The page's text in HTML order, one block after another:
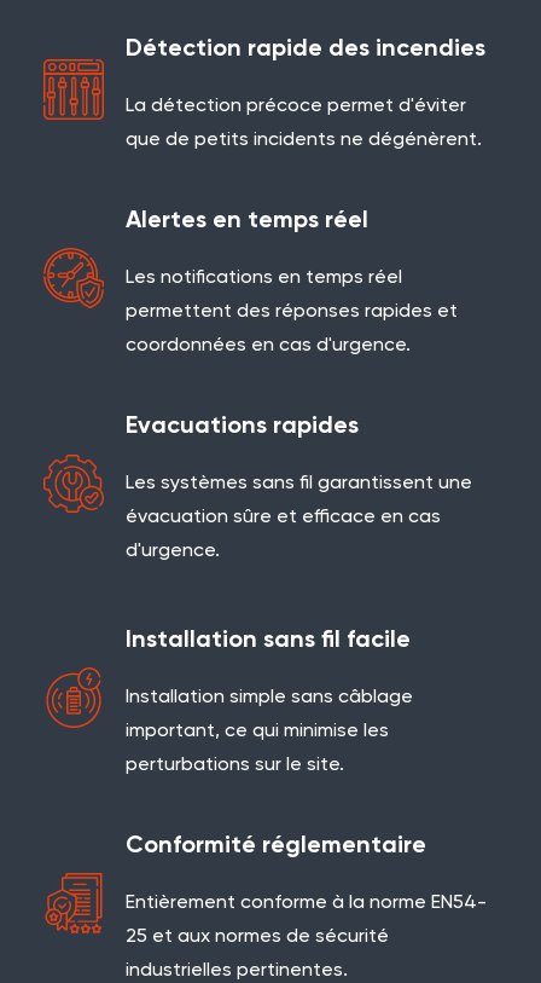
Détection rapide des incendies
La détection précoce permet d'éviter
que de petits incidents ne dégénèrent.
Alertes en temps réel
Les notifications en temps réel
permettent des réponses rapides et
coordonnées en cas d'urgence.
Evacuations rapides
Les systèmes sans fil garantissent une
évacuation sûre et efficace en cas
d'urgence.
Installation sans fil facile
Installation simple sans câblage
important, ce qui minimise les
perturbations sur le site.
Conformité réglementaire
Entièrement conforme à la norme EN54-
25 et aux normes de sécurité
industrielles pertinentes.